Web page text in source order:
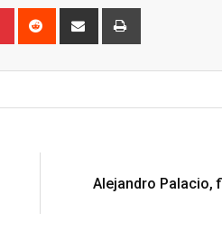
Pinterest Reddit
Share
Alejandro Palacio,